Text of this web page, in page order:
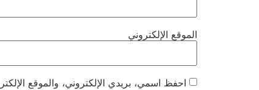
الموقع الإلكتروني
احفظ اسمي، بريدي الإلكتروني، والموقع